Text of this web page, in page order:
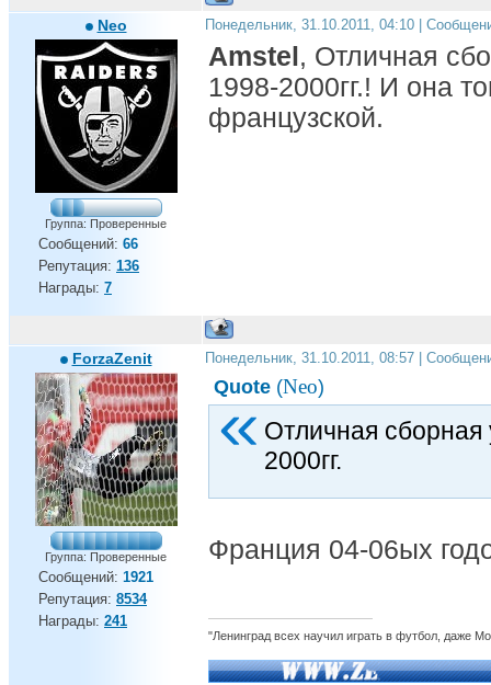
Neo
Группа: Проверенные
Сообщений: 66
Репутация: 136
Награды: 7
Понедельник, 31.10.2011, 04:10 |
Amstel , Отличная
1998-2000гг.! И она
французской.
ForzaZenit
Группа: Проверенные
Сообщений: 1921
Репутация: 8534
Награды: 241
Понедельник, 31.10.2011, 08:57 |
Quote (Neo)
Отличная
2000гг.
Франция 04-06ых
"Ленинград всех научил играть в футбол, даже